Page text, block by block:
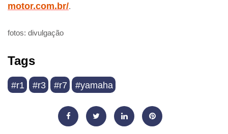
motor.com.br/.
fotos: divulgação
Tags
#r1 #r3 #r7 #yamaha